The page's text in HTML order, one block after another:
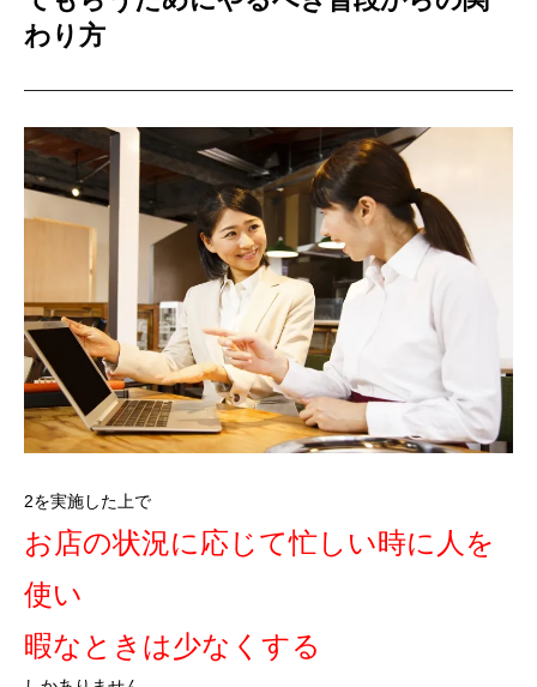
わり方
2を実施した上で
お店の状況に応じて忙しい時に人を
使い
暇なときは少なくする